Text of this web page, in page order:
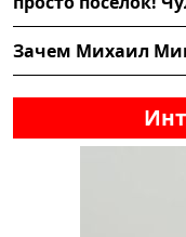
Зачем Михаил